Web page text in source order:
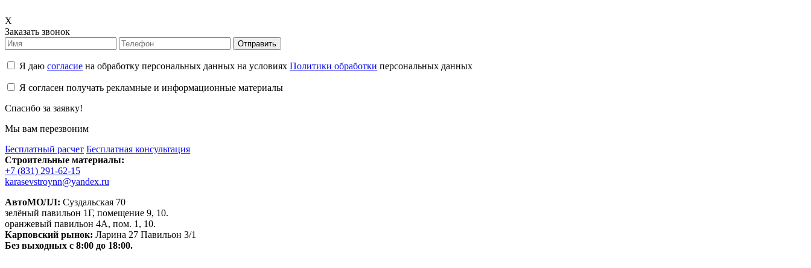
X
Заказать звонок
Отправить
Я даю согласие на обработку персональных данных на условиях Политики обработки персональных данных
Я согласен получать рекламные и информационные материалы
Спасибо за заявку!
Мы вам перезвоним
Бесплатный расчет Бесплатная консультация
Строительные материалы:
+7 (831) 291-62-15
karasevstroynn@yandex.ru
АвтоМОЛЛ: Суздальская 70
зелёный павильон 1Г, помещение 9, 10.
оранжевый павильон 4А, пом. 1, 10.
Карповский рынок: Ларина 27 Павильон 3/1
Без выходных с 8:00 до 18:00.